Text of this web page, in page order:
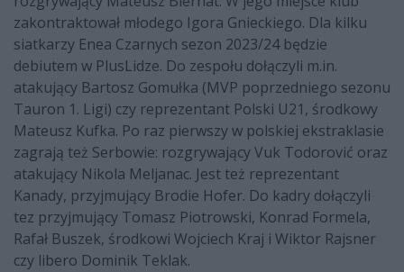
zakontraktował młodego Igora Gnieckiego. Dla kilku
siatkarzy Enea Czarnych sezon 2023/24 będzie
debiutem w PlusLidze. Do zespołu dołączyli m.in.
atakujący Bartosz Gomułka (MVP poprzedniego sezonu
Tauron 1. Ligi) czy reprezentant Polski U21, środkowy
Mateusz Kufka. Po raz pierwszy w polskiej ekstraklasie
zagrają też Serbowie: rozgrywający Vuk Todorović oraz
atakujący Nikola Meljanac. Jest też reprezentant
Kanady, przyjmujący Brodie Hofer. Do kadry dołączyli
tez przyjmujący Tomasz Piotrowski, Konrad Formela,
Rafał Buszek, środkowi Wojciech Kraj i Wiktor Rajsner
czy libero Dominik Teklak.